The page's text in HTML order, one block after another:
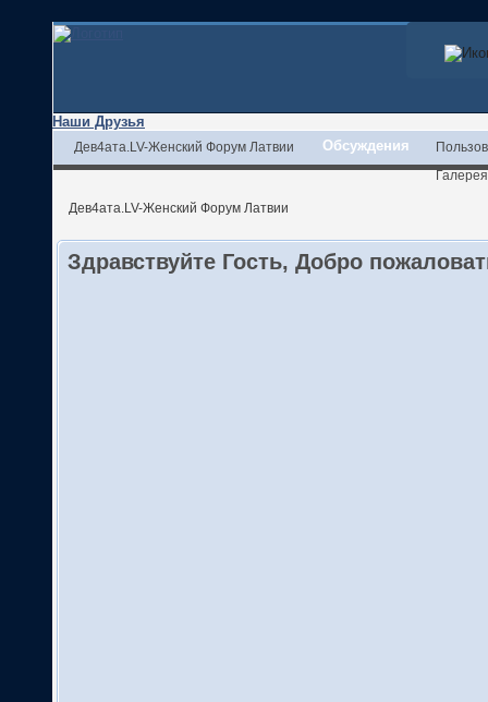
Наши Друзья
Дев4ата.LV-Женский Форум Латвии Обсуждения
Галерея
Дев4ата.LV-Женский Форум Латвии
Здравствуйте Гость, Добро